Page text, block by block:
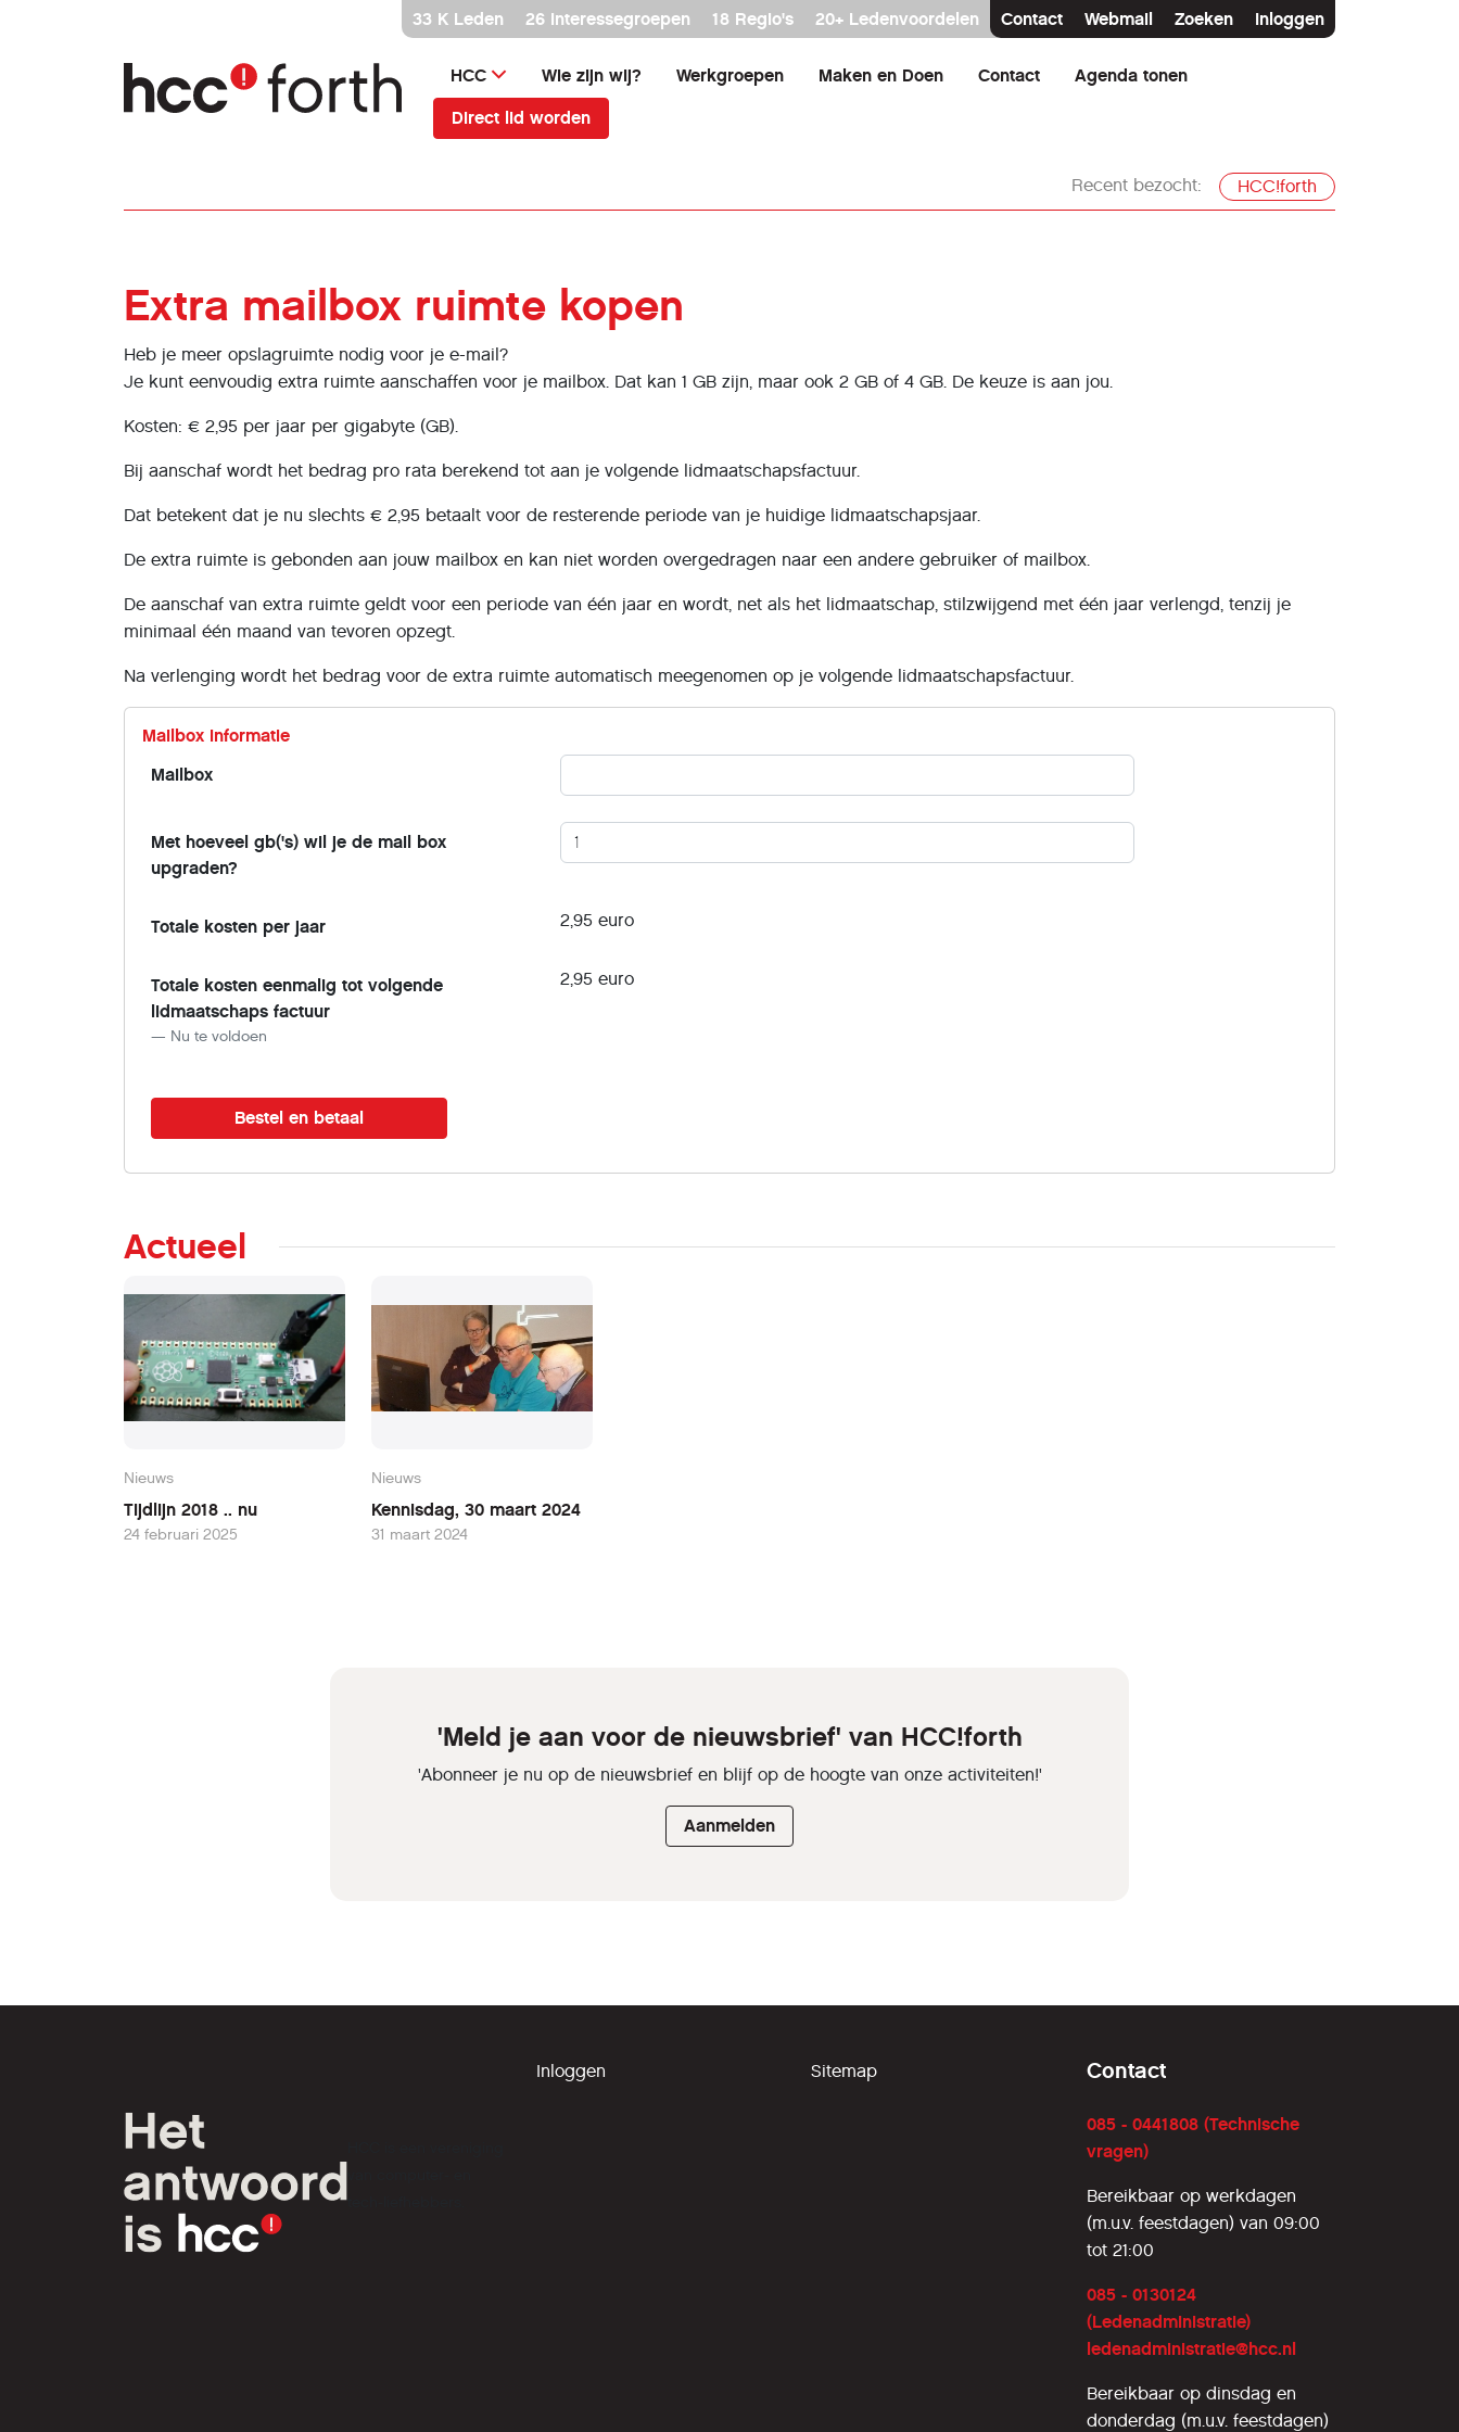
naar
inhoud
33 K Leden 26 interessegroepen 18 Regio's 20+ Ledenvoordelen Contact Webmail Zoeken Inloggen
HCC Wie zijn wij? Werkgroepen Maken en Doen Contact Agenda tonen
Direct lid worden
Recent bezocht: HCC!forth
Extra mailbox ruimte kopen
Heb je meer opslagruimte nodig voor je e-mail?
Je kunt eenvoudig extra ruimte aanschaffen voor je mailbox. Dat kan 1 GB zijn, maar ook 2 GB of 4 GB. De keuze is aan jou.
Kosten: € 2,95 per jaar per gigabyte (GB).
Bij aanschaf wordt het bedrag pro rata berekend tot aan je volgende lidmaatschapsfactuur.
Dat betekent dat je nu slechts € 2,95 betaalt voor de resterende periode van je huidige lidmaatschapsjaar.
De extra ruimte is gebonden aan jouw mailbox en kan niet worden overgedragen naar een andere gebruiker of mailbox.
De aanschaf van extra ruimte geldt voor een periode van één jaar en wordt, net als het lidmaatschap, stilzwijgend met één jaar verlengd, tenzij je
minimaal één maand van tevoren opzegt.
Na verlenging wordt het bedrag voor de extra ruimte automatisch meegenomen op je volgende lidmaatschapsfactuur.
Mailbox informatie
Mailbox
Met hoeveel gb('s) wil je de mail box
upgraden?
Totale kosten per jaar 2,95 euro
Totale kosten eenmalig tot volgende
lidmaatschaps factuur
Nu te voldoen
2,95 euro
Actueel
Nieuws
Tijdlijn 2018 .. nu
24 februari 2025
Nieuws
Kennisdag, 30 maart 2024
31 maart 2024
'Meld je aan voor de nieuwsbrief' van HCC!forth
'Abonneer je nu op de nieuwsbrief en blijf op de hoogte van onze activiteiten!'
Aanmelden
tech-liefhebbers.
Inloggen Sitemap Contact
085 - 0441808 (Technische
vragen)
Bereikbaar op werkdagen
(m.u.v. feestdagen) van 09:00
tot 21:00
085 - 0130124
(Ledenadministratie)
ledenadministratie@hcc.nl
Bereikbaar op dinsdag en
donderdag (m.u.v. feestdagen)